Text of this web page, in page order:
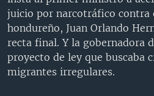
EL MUNDO AL DÍA [RADIO]
FORO [RADIO]
DEPORTIVO INTERNACIONAL
NOTA ECONÓMICA
SÍGANOS
Idiomas
juicio por narcotráfico contra
hondureño, Juan Orlando
recta final. Y la gobernadora
proyecto de ley que buscaba
migrantes irregulares.